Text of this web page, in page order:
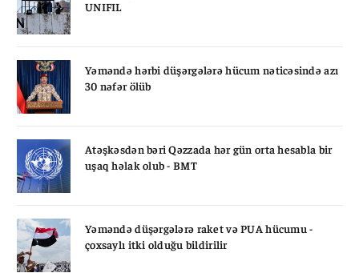
UNIFIL
Yəməndə hərbi düşərgələrə hücum nəticəsində azı
30 nəfər ölüb
Atəşkəsdən bəri Qəzzada hər gün orta hesabla bir
uşaq həlak olub - BMT
Yəməndə düşərgələrə raket və PUA hücumu -
çoxsaylı itki olduğu bildirilir